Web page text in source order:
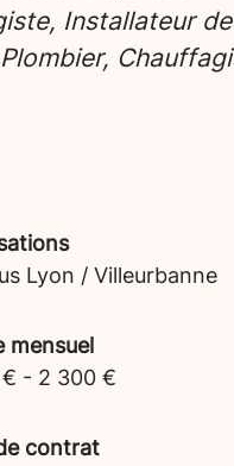
Installateur
Lyon / Villeurbanne
mensuel
- 2 300 €
contrat